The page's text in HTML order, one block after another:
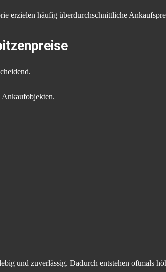
erzielen häufig überdurchschnittliche
Ankaufobjekten.
und zuverlässig. Dadurch entstehen oftmals